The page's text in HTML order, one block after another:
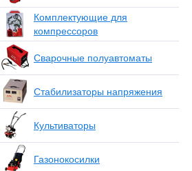
Комплектующие для
компрессоров
Сварочные полуавтоматы
Стабилизаторы напряжения
Культиваторы
Газонокосилки